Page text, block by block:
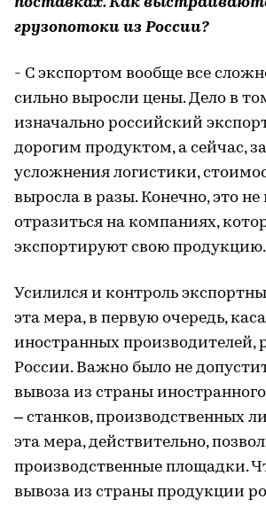
грузопотоки из России?
- С экспортом вообще все
сильно выросли цены. Дело в
изначально российский
дорогим продуктом, а сейчас,
усложнения логистики,
выросла в разы. Конечно, это не
отразиться на компаниях,
экспортируют свою продукцию.
Усилился и контроль
эта мера, в первую очередь,
иностранных производителей,
России. Важно было не
вывоза из страны
– станков, производственных
эта мера, действительно,
производственные площадки.
вывоза из страны продукции